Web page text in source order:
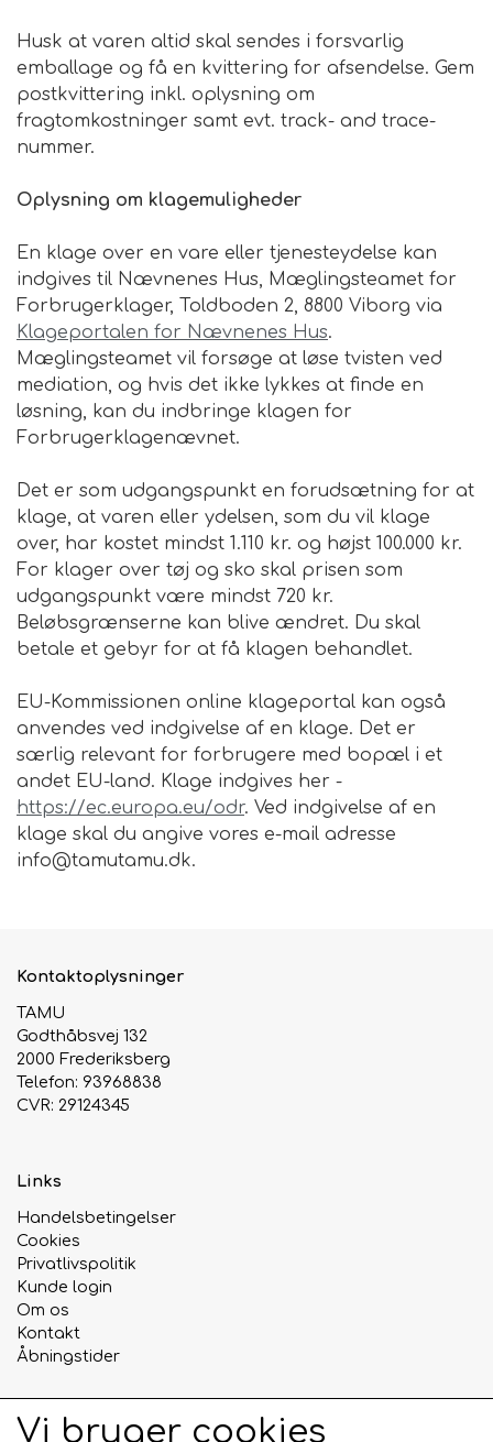
Husk at varen altid skal sendes i forsvarlig
emballage og få en kvittering for afsendelse. Gem
postkvittering inkl. oplysning om
fragtomkostninger samt evt. track- and trace-
nummer.
Oplysning om klagemuligheder
En klage over en vare eller tjenesteydelse kan
indgives til Nævnenes Hus, Mæglingsteamet for
Forbrugerklager, Toldboden 2, 8800 Viborg via
Klageportalen for Nævnenes Hus.
Mæglingsteamet vil forsøge at løse tvisten ved
mediation, og hvis det ikke lykkes at finde en
løsning, kan du indbringe klagen for
Forbrugerklagenævnet.
Det er som udgangspunkt en forudsætning for at
klage, at varen eller ydelsen, som du vil klage
over, har kostet mindst 1.110 kr. og højst 100.000 kr.
For klager over tøj og sko skal prisen som
udgangspunkt være mindst 720 kr.
Beløbsgrænserne kan blive ændret. Du skal
betale et gebyr for at få klagen behandlet.
EU-Kommissionen online klageportal kan også
anvendes ved indgivelse af en klage. Det er
særlig relevant for forbrugere med bopæl i et
andet EU-land. Klage indgives her -
https://ec.europa.eu/odr. Ved indgivelse af en
klage skal du angive vores e-mail adresse
info@tamutamu.dk.
Kontaktoplysninger
TAMU
Godthåbsvej 132
2000 Frederiksberg
Telefon: 93968838
CVR: 29124345
Links
Handelsbetingelser
Cookies
Privatlivspolitik
Kunde login
Om os
Kontakt
Åbningstider
Sociale medier
Vi bruger cookies